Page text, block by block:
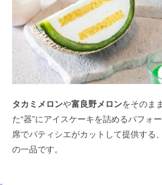
タカミメロンや富良野メロンをそのま
た“器”にアイスケーキを詰めるパフォ
席でパティシエがカットして提供する
の一品です。